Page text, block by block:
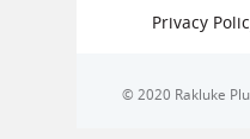
Privacy
© 2020 Rakluke